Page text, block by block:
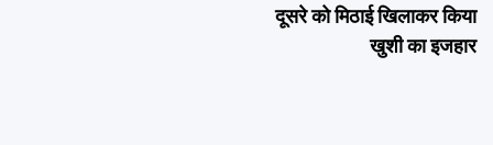
दूसरे को मिठाई खिलाकर किया
खुशी का इजहार